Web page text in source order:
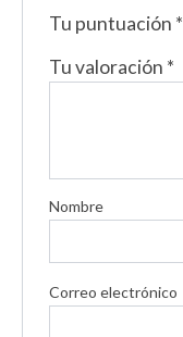
Tu puntuación *
Tu valoración *
Nombre
Correo electrónico